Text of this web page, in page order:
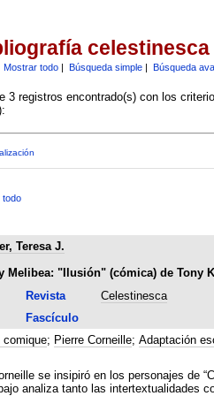
celestinesca
Mostrar todo| Búsqueda simple| Búsqueda
3 registros encontrado(s) con los
todo
Teresa J.
Melibea: "Ilusión" (cómica) de Tony
Revista
Celestinesca
Fascículo
comique; Pierre Corneille; Adaptación
se insipiró en los personajes de
analiza tanto las intertextualidades